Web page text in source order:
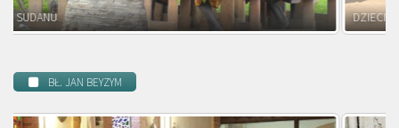
DZIECI ZAMBII
BŁ. JAN BEYZYM